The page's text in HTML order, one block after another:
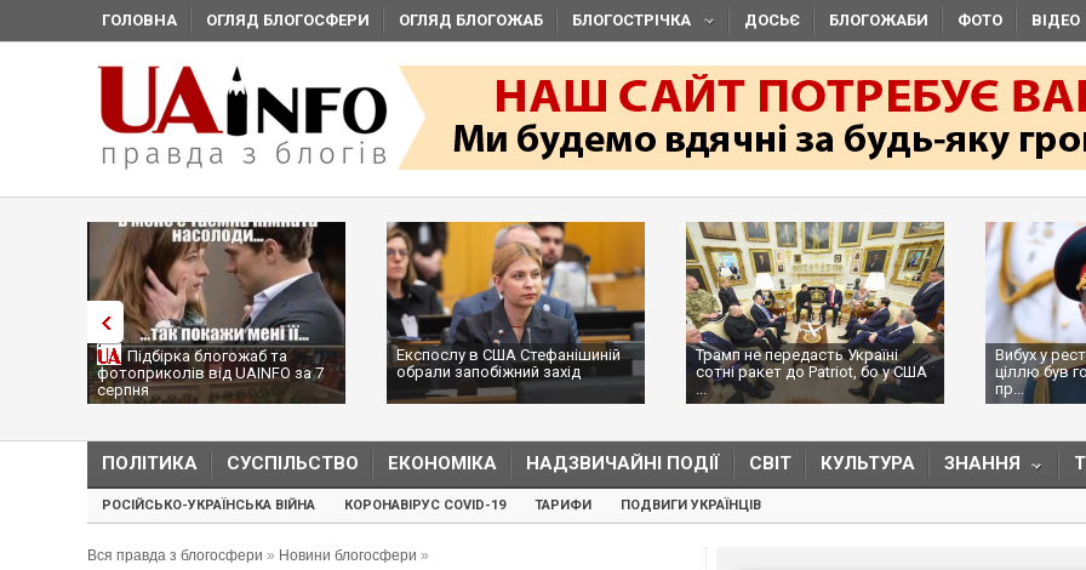
ГОЛОВНА ОГЛЯД БЛОГОСФЕРИ ОГЛЯД БЛОГОЖАБ БЛОГОСТРІЧКА ДОСЬЄ БЛОГОЖАБИ ФОТО ВІДЕО
Підбірка блогожаб та
фотоприколів від UAINFO за 7
серпня
Експослу в США Стефанішиній
обрали запобіжний захід
Трамп не передасть Україні
сотні ракет до Patriot, бо у США
...
Вибух у
ціллю був
пр...
ПОЛІТИКА СУСПІЛЬСТВО ЕКОНОМІКА НАДЗВИЧАЙНІ ПОДІЇ СВІТ КУЛЬТУРА ЗНАННЯ
РОСІЙСЬКО-УКРАЇНСЬКА ВІЙНА КОРОНАВІРУС COVID-19 ТАРИФИ ПОДВИГИ УКРАЇНЦІВ
Вся правда з блогосфери » Новини блогосфери »